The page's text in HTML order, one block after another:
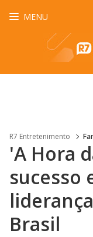
MENU
R7 Entretenimento
'A Hora
sucesso
Brasil